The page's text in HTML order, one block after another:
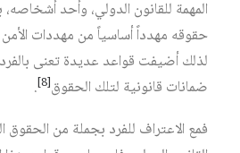
المهمة للقانون الدولي، وأحد
حقوقه مهدداً أساسياً من مهددات الأمن
لذلك أضيفت قواعد عديدة تعنى
ضمانات قانونية لتلك الحقوق[8]
.
فمع الاعتراف للفرد بجملة من